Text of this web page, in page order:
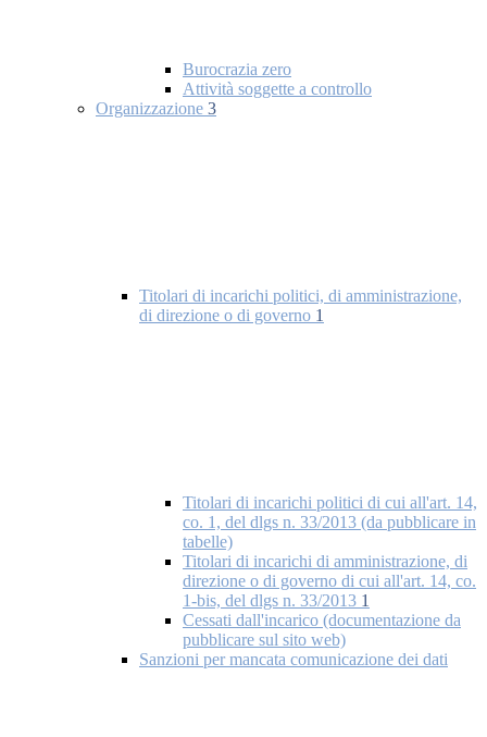
Burocrazia zero
Attività soggette a controllo
Organizzazione 3
Titolari di incarichi politici, di amministrazione,
di direzione o di governo 1
Titolari di incarichi politici di cui all'art. 14,
co. 1, del dlgs n. 33/2013 (da pubblicare in
tabelle)
Titolari di incarichi di amministrazione, di
direzione o di governo di cui all'art. 14, co.
1-bis, del dlgs n. 33/2013 1
Cessati dall'incarico (documentazione da
pubblicare sul sito web)
Sanzioni per mancata comunicazione dei dati